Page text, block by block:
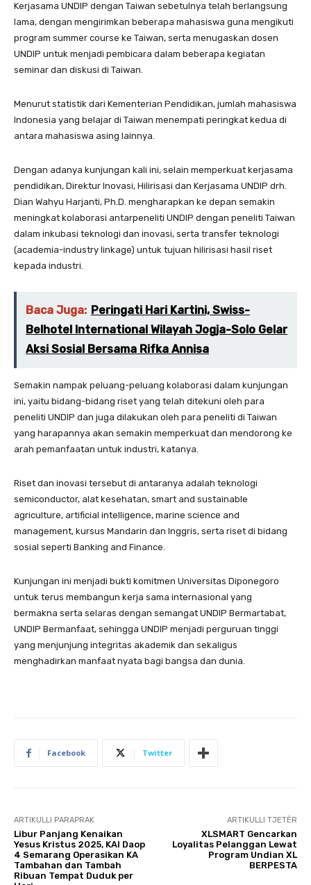
Kerjasama UNDIP dengan Taiwan sebetulnya telah berlangsung
lama, dengan mengirimkan beberapa mahasiswa guna mengikuti
program summer course ke Taiwan, serta menugaskan dosen
UNDIP untuk menjadi pembicara dalam beberapa kegiatan
seminar dan diskusi di Taiwan.
Menurut statistik dari Kementerian Pendidikan, jumlah mahasiswa
Indonesia yang belajar di Taiwan menempati peringkat kedua di
antara mahasiswa asing lainnya.
Dengan adanya kunjungan kali ini, selain memperkuat kerjasama
pendidikan, Direktur Inovasi, Hilirisasi dan Kerjasama UNDIP drh.
Dian Wahyu Harjanti, Ph.D. mengharapkan ke depan semakin
meningkat kolaborasi antarpeneliti UNDIP dengan peneliti Taiwan
dalam inkubasi teknologi dan inovasi, serta transfer teknologi
(academia-industry linkage) untuk tujuan hilirisasi hasil riset
kepada industri.
Baca Juga: Peringati Hari Kartini, Swiss-
Belhotel International Wilayah Jogja-Solo Gelar
Aksi Sosial Bersama Rifka Annisa
Semakin nampak peluang-peluang kolaborasi dalam kunjungan
ini, yaitu bidang-bidang riset yang telah ditekuni oleh para
peneliti UNDIP dan juga dilakukan oleh para peneliti di Taiwan
yang harapannya akan semakin memperkuat dan mendorong ke
arah pemanfaatan untuk industri, katanya.
Riset dan inovasi tersebut di antaranya adalah teknologi
semiconductor, alat kesehatan, smart and sustainable
agriculture, artificial intelligence, marine science and
management, kursus Mandarin dan Inggris, serta riset di bidang
sosial seperti Banking and Finance.
Kunjungan ini menjadi bukti komitmen Universitas Diponegoro
untuk terus membangun kerja sama internasional yang
bermakna serta selaras dengan semangat UNDIP Bermartabat,
UNDIP Bermanfaat, sehingga UNDIP menjadi perguruan tinggi
yang menjunjung integritas akademik dan sekaligus
menghadirkan manfaat nyata bagi bangsa dan dunia.
Facebook Twitter
ARTIKULLI PARAPRAK
Libur Panjang Kenaikan
Yesus Kristus 2025, KAI Daop
4 Semarang Operasikan KA
Tambahan dan Tambah
Ribuan Tempat Duduk per
ARTIKULLI TJETËR
XLSMART Gencarkan
Loyalitas Pelanggan Lewat
Program Undian XL
BERPESTA